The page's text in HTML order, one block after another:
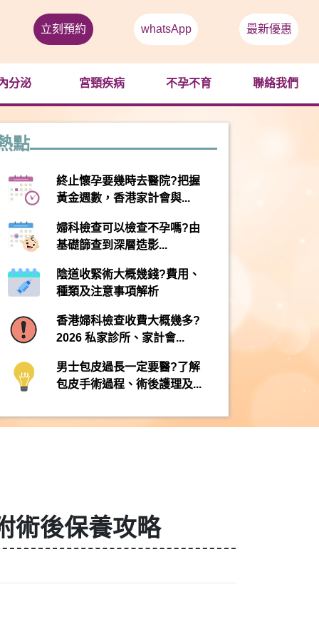
立刻預約 whatsApp 最新優惠
分泌 宮頸疾病 不孕不育 聯絡我們
點
終止懷孕要幾時去醫院?把握
黃金週數，香港家計會與...
婦科檢查可以檢查不孕嗎?由
基礎篩查到深層造影...
陰道收緊術大概幾錢?費用、
種類及注意事項解析
香港婦科檢查收費大概幾多?
2026 私家診所、家計會...
男士包皮過長一定要醫?了解
包皮手術過程、術後護理及...
術後保養攻略